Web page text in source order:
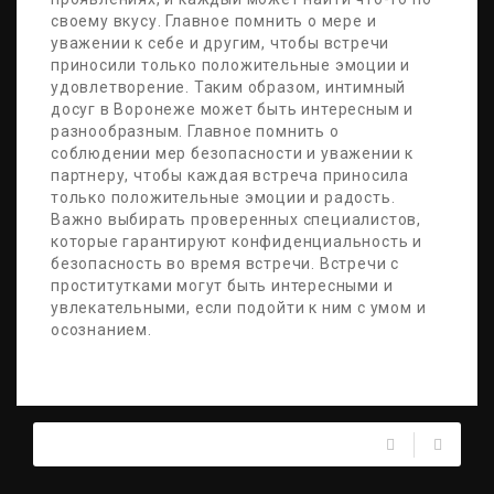
своему вкусу. Главное помнить о мере и
уважении к себе и другим, чтобы встречи
приносили только положительные эмоции и
удовлетворение. Таким образом, интимный
досуг в Воронеже может быть интересным и
разнообразным. Главное помнить о
соблюдении мер безопасности и уважении к
партнеру, чтобы каждая встреча приносила
только положительные эмоции и радость.
Важно выбирать проверенных специалистов,
которые гарантируют конфиденциальность и
безопасность во время встречи. Встречи с
проститутками могут быть интересными и
увлекательными, если подойти к ним с умом и
осознанием.